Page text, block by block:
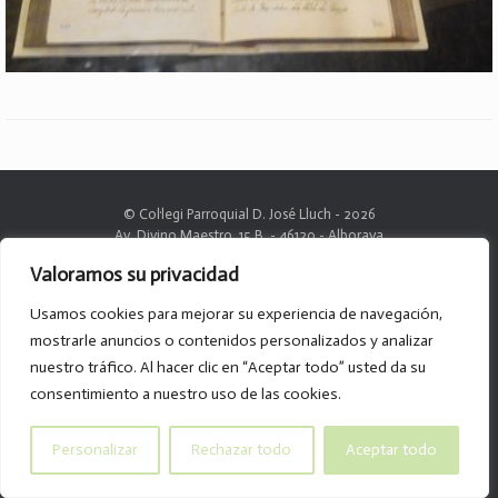
Valoramos su privacidad
Usamos cookies para mejorar su experiencia de navegación,
mostrarle anuncios o contenidos personalizados y analizar
nuestro tráfico. Al hacer clic en “Aceptar todo” usted da su
consentimiento a nuestro uso de las cookies.
Personalizar Rechazar todo Aceptar todo
© Col·legi Parroquial D. José Lluch - 2026
Av. Divino Maestro, 15 B. - 46120 - Alboraya
info@col-legiparroquialdonjoselluch.es